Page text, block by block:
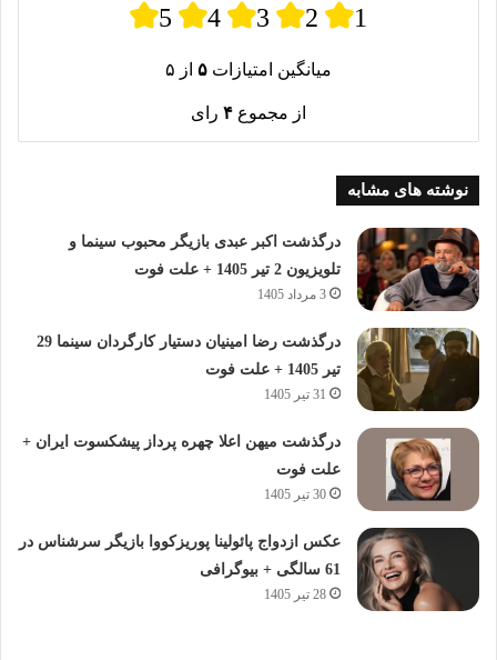
5 4 3 2 1
میانگین امتیازات ۵ از ۵
از مجموع ۴ رای
نوشته های مشابه
درگذشت اکبر عبدی بازیگر محبوب سینما و
تلویزیون 2 تیر 1405 + علت فوت
3 مرداد 1405
درگذشت رضا امینیان دستیار کارگردان سینما 29
تیر 1405 + علت فوت
31 تیر 1405
درگذشت میهن اعلا چهره پرداز پیشکسوت ایران +
علت فوت
30 تیر 1405
عکس ازدواج پائولینا پوریزکووا بازیگر سرشناس در
61 سالگی + بیوگرافی
28 تیر 1405